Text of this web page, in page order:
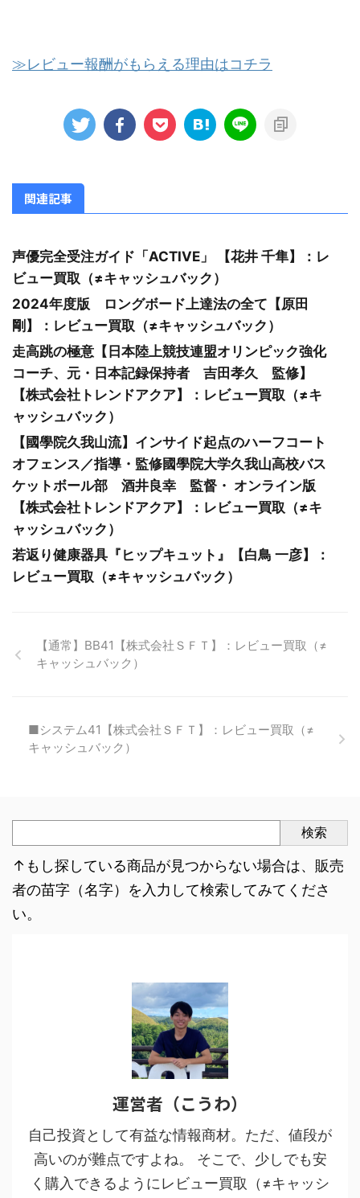
≫レビュー報酬がもらえる理由はコチラ
関連記事
声優完全受注ガイド「ACTIVE」 【花井 千隼】：レ
ビュー買取（≠キャッシュバック）
2024年度版 ロングボード上達法の全て【原田
剛】：レビュー買取（≠キャッシュバック）
走高跳の極意【日本陸上競技連盟オリンピック強化
コーチ、元・日本記録保持者 吉田孝久 監修】
【株式会社トレンドアクア】：レビュー買取（≠キ
ャッシュバック）
【國學院久我山流】インサイド起点のハーフコート
オフェンス／指導・監修國學院大学久我山高校バス
ケットボール部 酒井良幸 監督・ オンライン版
【株式会社トレンドアクア】：レビュー買取（≠キ
ャッシュバック）
若返り健康器具『ヒップキュット』【白鳥 一彦】：
レビュー買取（≠キャッシュバック）
【通常】BB41【株式会社ＳＦＴ】：レビュー買取（≠
キャッシュバック）
■システム41【株式会社ＳＦＴ】：レビュー買取（≠
キャッシュバック）
検索
↑もし探している商品が見つからない場合は、販売
者の苗字（名字）を入力して検索してみてくださ
い。
運営者（こうわ）
自己投資として有益な情報商材。ただ、値段が
高いのが難点ですよね。 そこで、少しでも安
く購入できるようにレビュー買取（≠キャッシ